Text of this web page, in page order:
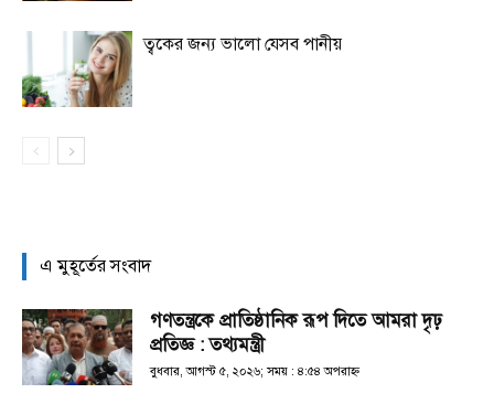
ত্বকের জন্য ভালো যেসব পানীয়
এ মুহূর্তের সংবাদ
গণতন্ত্রকে প্রাতিষ্ঠানিক রূপ দিতে আমরা দৃঢ়
প্রতিজ্ঞ : তথ্যমন্ত্রী
বুধবার, আগস্ট ৫, ২০২৬; সময় : ৪:৫৪ অপরাহ্ণ